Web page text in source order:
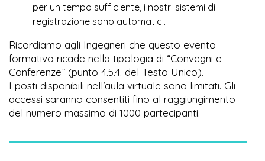
per un tempo sufficiente, i nostri sistemi di
registrazione sono automatici.
Ricordiamo agli Ingegneri che questo evento
formativo ricade nella tipologia di “Convegni e
Conferenze” (punto 4.5.4. del Testo Unico).
I posti disponibili nell’aula virtuale sono limitati. Gli
accessi saranno consentiti fino al raggiungimento
del numero massimo di 1000 partecipanti.